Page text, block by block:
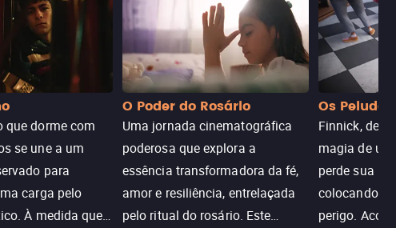
que dorme com
se une a um
para
carga pelo
À medida que
O Poder do Rosário
Uma jornada cinematográfica
poderosa que explora a
essência transformadora da fé,
amor e resiliência, entrelaçada
pelo ritual do rosário. Este
Os Peludos
Finnick,
magia de
perde sua
colocando
perigo.